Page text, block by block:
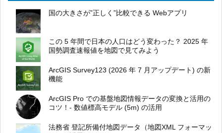
国の大きさが”正しく”比較できる Webアプリ
この 5 年間で日本の人口はどう変わった？ 2025 年
国勢調査速報値を地図で見てみよう
ArcGIS Survey123 (2026 年 7 月アップデート) の新
機能
ArcGIS Pro での基盤地図情報データの変換と活用の
コツ！- 数値標高モデル (5m) の活用
法務省 登記所備付地図データ（地図XML フォーマッ